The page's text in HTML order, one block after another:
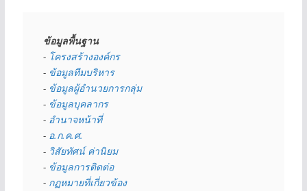
ข้อมูลพื้นฐาน
- โครงสร้างองค์กร
- ข้อมูลทีมบริหาร
- ข้อมูลผู้อำนวยการกลุ่ม
- ข้อมูลบุคลากร
- อำนาจหน้าที่
- อ.ก.ค.ศ.
- วิสัยทัศน์ ค่านิยม
- ข้อมูลการติดต่อ
- กฏหมายที่เกี่ยวข้อง